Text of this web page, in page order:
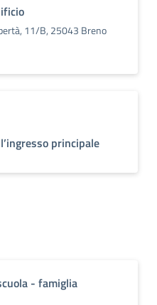
11/B, 25043 Breno
principale
- famiglia